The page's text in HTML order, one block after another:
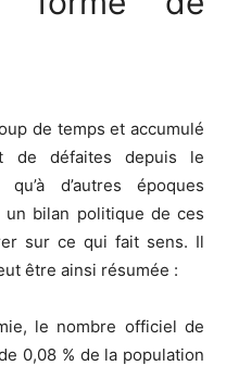
de temps et accumulé
de défaites depuis le
d’autres époques
bilan politique de ces
sur ce qui fait sens. Il
être ainsi résumée :
le nombre officiel de
0,08 % de la population